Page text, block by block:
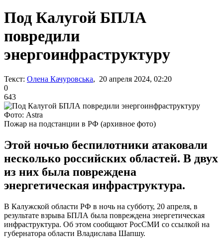
Под Калугой БПЛА
повредили
энергоинфраструктуру
Текст: Олена Качуровська, 20 апреля 2024, 02:20
0
643
Фото: Astra
Пожар на подстанции в РФ (архивное фото)
Этой ночью беспилотники атаковали
несколько российских областей. В двух
из них была повреждена
энергетическая инфраструктура.
В Калужской области РФ в ночь на субботу, 20 апреля, в
результате взрыва БПЛА была повреждена энергетическая
инфраструктура. Об этом сообщают РосСМИ со ссылкой на
губернатора области Владислава Шапшу.